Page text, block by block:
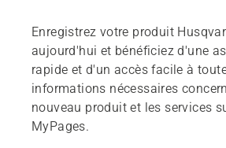
Enregistrez votre produit
aujourd'hui et bénéficiez d'une
rapide et d'un accès facile à
informations nécessaires
nouveau produit et les services
MyPages.